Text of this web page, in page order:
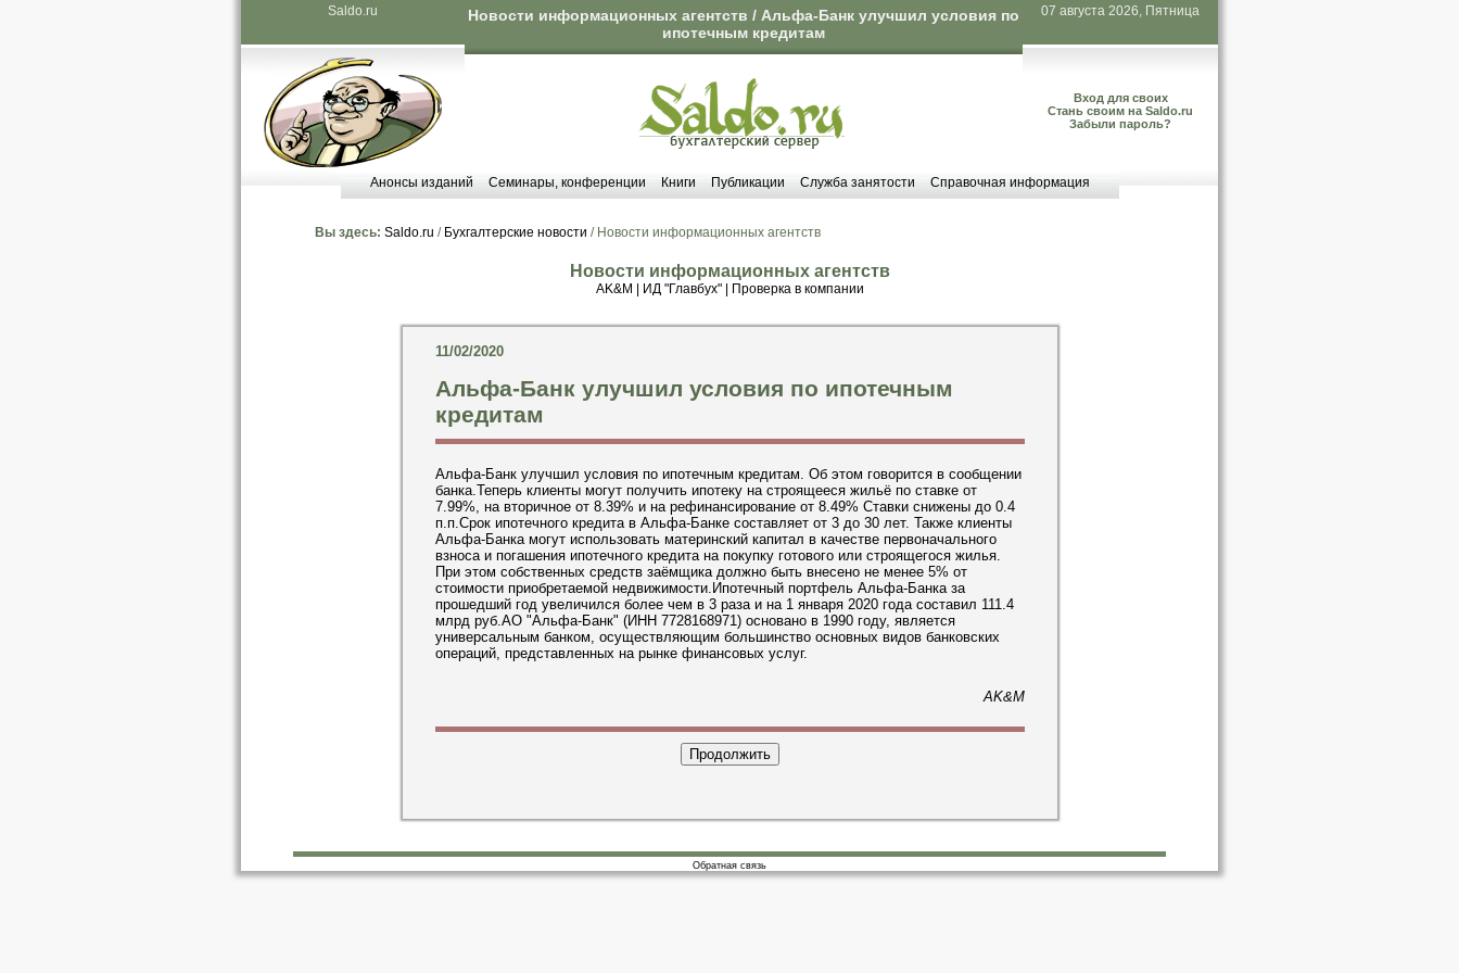
Saldo.ru
Новости информационных агентств / Альфа-Банк улучшил условия по
ипотечным кредитам
07 августа 2026, Пятница
Вход для своих
Стань своим на Saldo.ru
Забыли пароль?
Анонсы изданий Семинары, конференции Книги Публикации Служба занятости Справочная информация
Вы здесь: Saldo.ru / Бухгалтерские новости / Новости информационных агентств
Новости информационных агентств
AK&M ИД "Главбух"| Проверка в компании
11/02/2020
Альфа-Банк улучшил условия по ипотечным
кредитам
Альфа-Банк улучшил условия по ипотечным кредитам. Об этом говорится в сообщении
банка.Теперь клиенты могут получить ипотеку на строящееся жильё по ставке от
7.99%, на вторичное от 8.39% и на рефинансирование от 8.49% Ставки снижены до 0.4
п.п.Срок ипотечного кредита в Альфа-Банке составляет от 3 до 30 лет. Также клиенты
Альфа-Банка могут использовать материнский капитал в качестве первоначального
взноса и погашения ипотечного кредита на покупку готового или строящегося жилья.
При этом собственных средств заёмщика должно быть внесено не менее 5% от
стоимости приобретаемой недвижимости.Ипотечный портфель Альфа-Банка за
прошедший год увеличился более чем в 3 раза и на 1 января 2020 года составил 111.4
млрд руб.АО "Альфа-Банк" (ИНН 7728168971) основано в 1990 году, является
универсальным банком, осуществляющим большинство основных видов банковских
операций, представленных на рынке финансовых услуг.
AK&M
Обратная связь